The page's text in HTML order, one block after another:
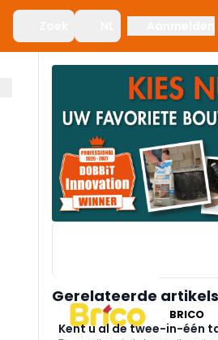
BRICO
Gerelateerde artikels
Kent u al de twee-in-één